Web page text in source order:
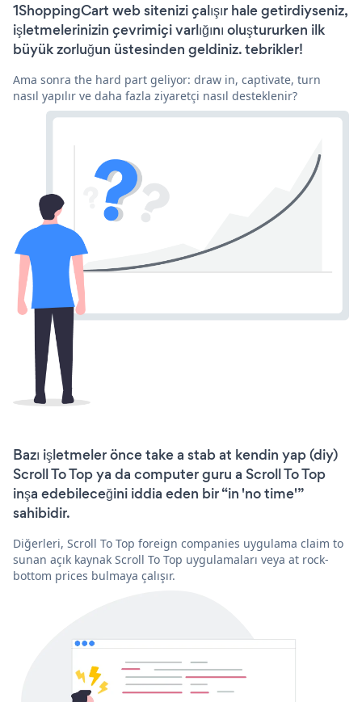
1ShoppingCart web sitenizi çalışır hale getirdiyseniz,
işletmelerinizin çevrimiçi varlığını oluştururken ilk
büyük zorluğun üstesinden geldiniz. tebrikler!
Ama sonra the hard part geliyor: draw in, captivate, turn
nasıl yapılır ve daha fazla ziyaretçi nasıl desteklenir?
Bazı işletmeler önce take a stab at kendin yap (diy)
Scroll To Top ya da computer guru a Scroll To Top
inşa edebileceğini iddia eden bir “in 'no time'”
sahibidir.
Diğerleri, Scroll To Top foreign companies uygulama claim to
sunan açık kaynak Scroll To Top uygulamaları veya at rock-
bottom prices bulmaya çalışır.